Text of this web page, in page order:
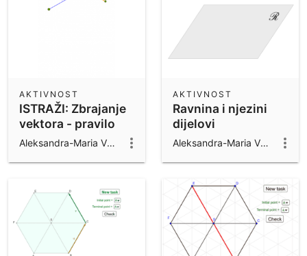
ISTRAŽI: Zbrajanje
vektora - pravilo
trokuta
AKTIVNOST
Aleksandra-Maria Vuković
Ravnina i njezini
dijelovi
AKTIVNOST
Aleksandra-Maria Vuković